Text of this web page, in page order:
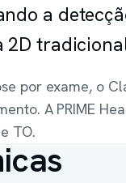
a
por exame, o
A PRIME
TO.